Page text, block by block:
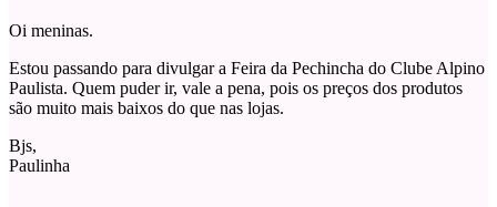
Oi meninas.
Estou passando para divulgar a Feira da Pechincha do Clube Alpino
Paulista. Quem puder ir, vale a pena, pois os preços dos produtos
são muito mais baixos do que nas lojas.
Bjs,
Paulinha